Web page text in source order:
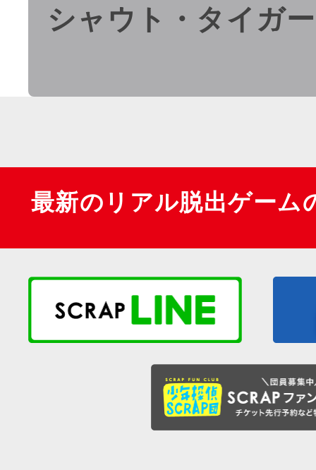
シャウト・タイガ
最新のリアル脱出ゲーム